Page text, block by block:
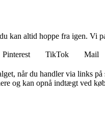
kan altid hoppe fra igen. Vi
Pinterest TikTok Mail
når du handler via links på
og kan opnå indtægt ved